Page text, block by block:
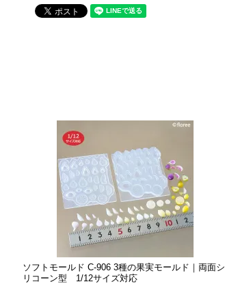
ソフトモールド C-906 3種の果実モールド｜両面シ
リコーン型 1/12サイズ対応